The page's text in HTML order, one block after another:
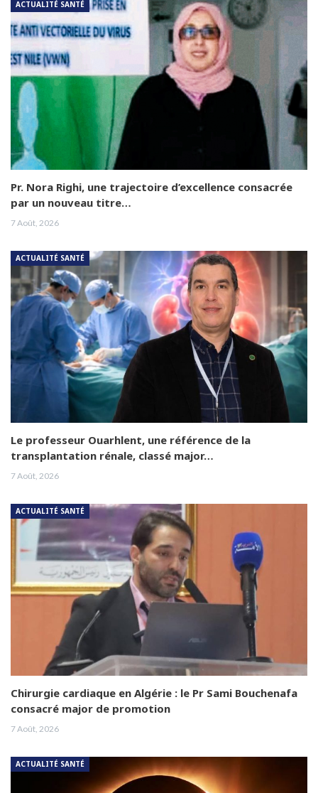
ACTUALITÉ SANTÉ
Pr. Nora Righi, une trajectoire d’excellence consacrée
par un nouveau titre…
7 Août, 2026
ACTUALITÉ SANTÉ
Le professeur Ouarhlent, une référence de la
transplantation rénale, classé major…
7 Août, 2026
ACTUALITÉ SANTÉ
Chirurgie cardiaque en Algérie : le Pr Sami Bouchenafa
consacré major de promotion
7 Août, 2026
ACTUALITÉ SANTÉ